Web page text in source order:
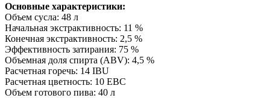
Основные характеристики:
Объем сусла: 48 л
Начальная экстрактивность: 11 %
Конечная экстрактивность: 2,5 %
Эффективность затирания: 75 %
Объемная доля спирта (ABV): 4,5 %
Расчетная горечь: 14 IBU
Расчетная цветность: 10 EBC
Объем готового пива: 40 л